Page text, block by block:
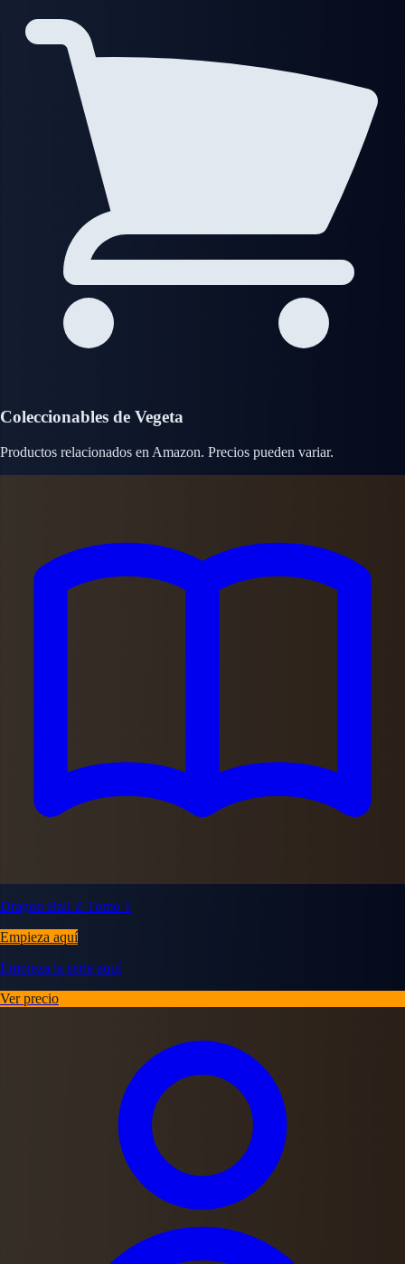
Coleccionables de Vegeta
Productos relacionados en Amazon. Precios pueden variar.
Dragon Ball Z Tomo 1
Empieza aquí
Empieza la serie aquí
Ver precio